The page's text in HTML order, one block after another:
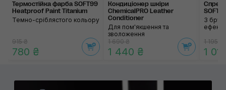
Термостійка фарба SOFT99
Heatproof Paint Titanium
Темно-сріблястого кольору
915 ₴
780 ₴
Кондиціонер шкіри
ChemicalPRO Leather
Conditioner
Для пом'якшення та
зволоження
1 690 ₴
1 440 ₴
Спрей
З
1 195 ₴
1